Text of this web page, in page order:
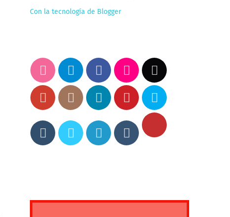
Con la tecnología de Blogger